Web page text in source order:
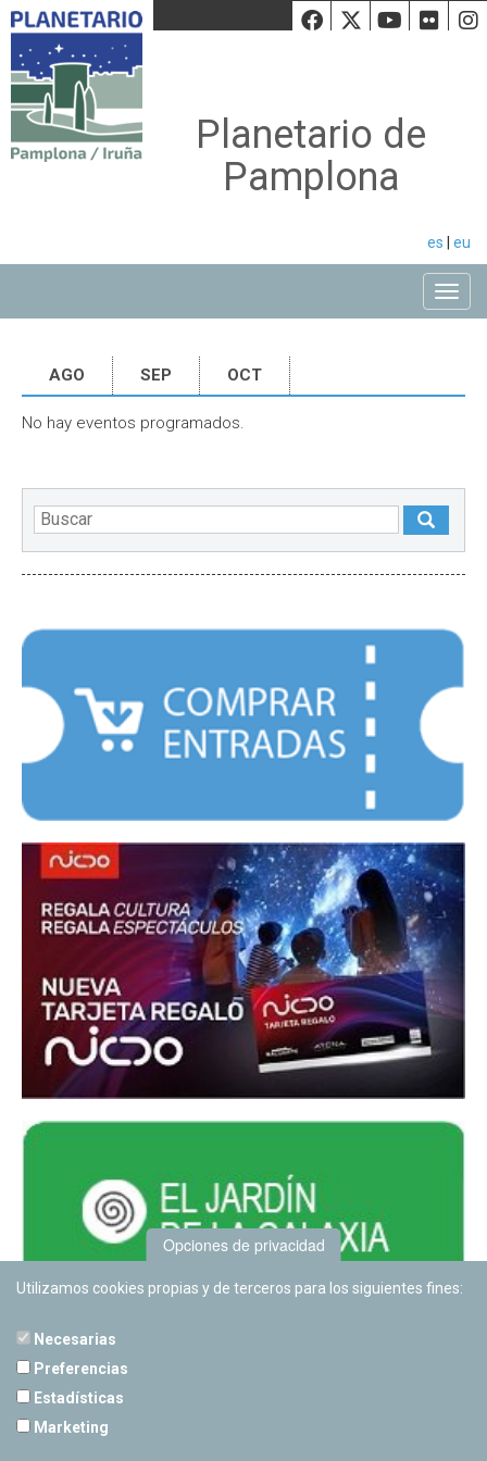
Facebook
Twiiter
Planetario de
Pamplona
es eu
AGO SEP OCT
No hay eventos programados.
Opciones de privacidad
Utilizamos cookies propias y de terceros para los siguientes fines:
Necesarias
Preferencias
Estadísticas
Marketing